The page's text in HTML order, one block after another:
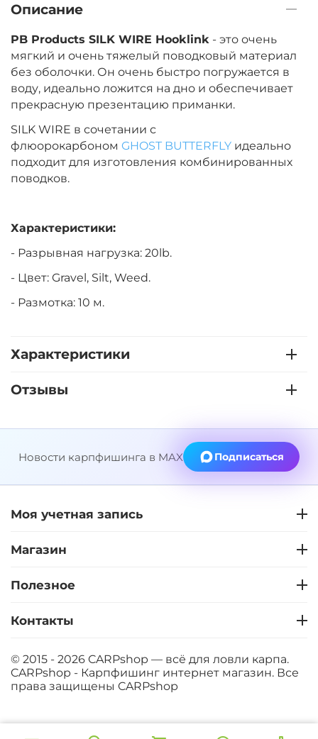
Описание
PB Products SILK WIRE Hooklink - это очень
мягкий и очень тяжелый поводковый материал
без оболочки. Он очень быстро погружается в
воду, идеально ложится на дно и обеспечивает
прекрасную презентацию приманки.
SILK WIRE в сочетании с
флюорокарбоном GHOST BUTTERFLY идеально
подходит для изготовления комбинированных
поводков.
Характеристики:
- Разрывная нагрузка: 20lb.
- Цвет: Gravel, Silt, Weed.
- Размотка: 10 м.
Характеристики
Отзывы
Новости карпфишинга в MAX Подписаться
Моя учетная запись
Магазин
Полезное
Контакты
© 2015 - 2026 CARPshop — всё для ловли карпа.
CARPshop - Карпфишинг интернет магазин. Все
права защищены CARPshop